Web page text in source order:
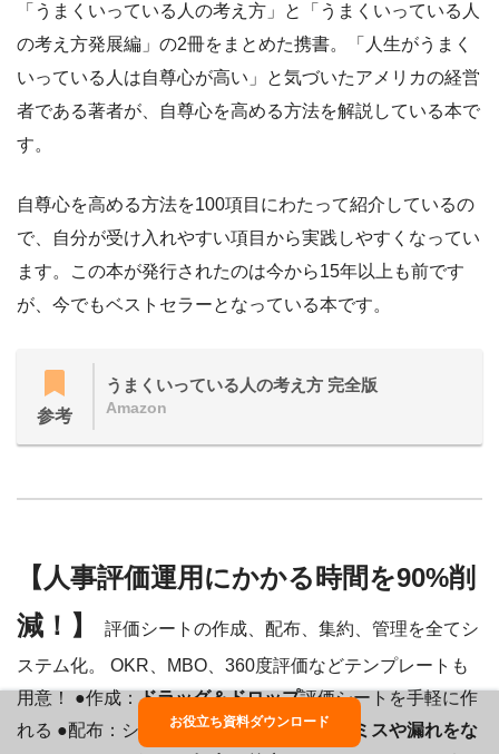
「うまくいっている人の考え方」と「うまくいっている人
の考え方発展編」の2冊をまとめた携書。「人生がうまく
いっている人は自尊心が高い」と気づいたアメリカの経営
者である著者が、自尊心を高める方法を解説している本で
す。
自尊心を高める方法を100項目にわたって紹介しているの
で、自分が受け入れやすい項目から実践しやすくなってい
ます。この本が発行されたのは今から15年以上も前です
が、今でもベストセラーとなっている本です。
参考
うまくいっている人の考え方 完全版
Amazon
【人事評価運用にかかる時間を90%削
減！】
評価シートの作成、配布、集約、管理を全てシ
ステム化。 OKR、MBO、360度評価などテンプレートも
用意！ ●作成：ドラッグ＆ドロップ評価シートを手軽に作
れる ●配布：システム上で配るので、
配布ミスや漏れをな
お役立ち資料ダウンロード